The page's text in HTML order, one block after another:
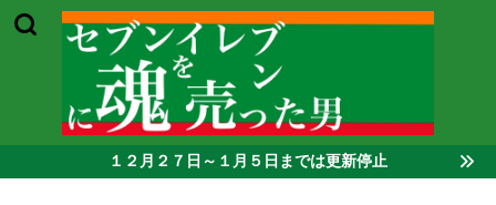
１２月２７日～１月５日までは更新停止